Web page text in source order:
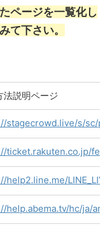
ページを一覧化し
て下さい。
法説明ページ
stagecrowd.live/s/sc/
ticket.rakuten.co.jp/
help2.line.me/
help.abema.tv/hc/ja/